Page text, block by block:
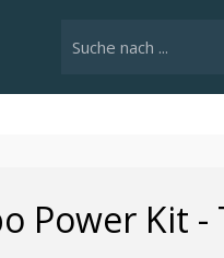
Power Kit